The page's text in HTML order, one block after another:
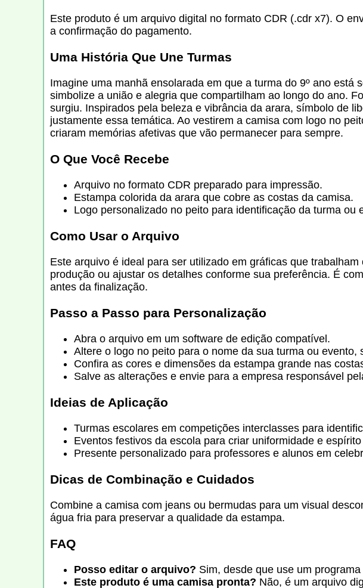
Este produto é um arquivo digital no formato CDR (.cdr x7). O
a confirmação do pagamento.
Uma História Que Une Turmas
Imagine uma manhã ensolarada em que a turma do 9º ano
simbolize a união e alegria que compartilham ao longo do ano.
surgiu. Inspirados pela beleza e vibrância da arara, símbolo de
justamente essa temática. Ao vestirem a camisa com logo no
criaram memórias afetivas que vão permanecer para sempre.
O Que Você Recebe
Arquivo no formato CDR preparado para impressão.
Estampa colorida da arara que cobre as costas da camisa.
Logo personalizado no peito para identificação da turma ou
Como Usar o Arquivo
Este arquivo é ideal para ser utilizado em gráficas que
produção ou ajustar os detalhes conforme sua preferência. É
antes da finalização.
Passo a Passo para Personalização
Abra o arquivo em um software de edição compatível.
Altere o logo no peito para o nome da sua turma ou evento,
Confira as cores e dimensões da estampa grande nas
Salve as alterações e envie para a empresa responsável
Ideias de Aplicação
Turmas escolares em competições interclasses para
Eventos festivos da escola para criar uniformidade e
Presente personalizado para professores e alunos em
Dicas de Combinação e Cuidados
Combine a camisa com jeans ou bermudas para um visual
água fria para preservar a qualidade da estampa.
FAQ
Posso editar o arquivo? Sim, desde que use um
Este produto é uma camisa pronta? Não, é um arquivo